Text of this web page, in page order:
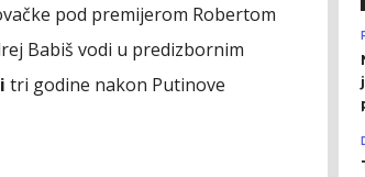
pod premijerom Robertom
Babiš vodi u predizbornim
tri godine nakon Putinove